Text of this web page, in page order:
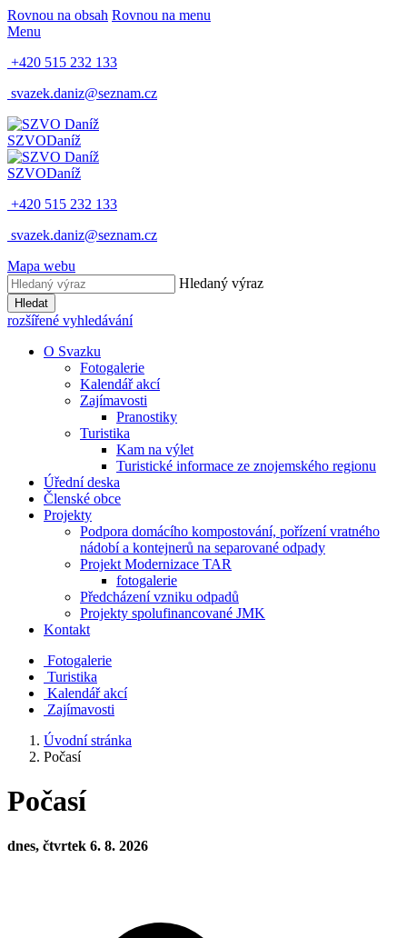
Rovnou na obsah Rovnou na menu
Menu
+420 515 232 133
svazek.daniz@seznam.cz
SZVODaníž
SZVODaníž
+420 515 232 133
svazek.daniz@seznam.cz
Mapa webu
Hledaný výraz
Hledat
rozšířené vyhledávání
O Svazku
Fotogalerie
Kalendář akcí
Zajímavosti
Pranostiky
Turistika
Kam na výlet
Turistické informace ze znojemského regionu
Úřední deska
Členské obce
Projekty
Podpora domácího kompostování, pořízení vratného
nádobí a kontejnerů na separované odpady
Projekt Modernizace TAR
fotogalerie
Předcházení vzniku odpadů
Projekty spolufinancované JMK
Kontakt
Fotogalerie
Turistika
Kalendář akcí
Zajímavosti
Úvodní stránka
Počasí
Počasí
dnes, čtvrtek 6. 8. 2026